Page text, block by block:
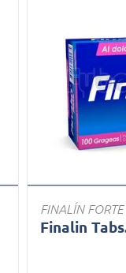
FINALÍN FORTE
Finalin